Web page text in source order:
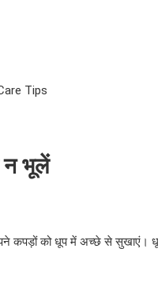
Tips
न भूलें
कपड़ों को धूप में अच्छे से सुखाएं।